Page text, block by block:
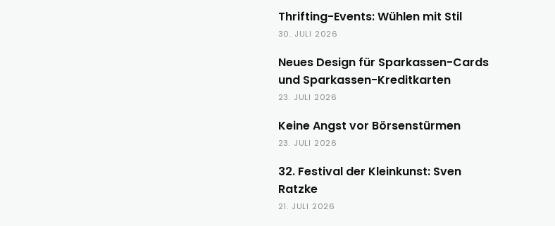
Thrifting-Events: Wühlen mit Stil
30. JULI 2026
Neues Design für Sparkassen-Cards
und Sparkassen-Kreditkarten
23. JULI 2026
Keine Angst vor Börsenstürmen
23. JULI 2026
32. Festival der Kleinkunst: Sven
Ratzke
21. JULI 2026